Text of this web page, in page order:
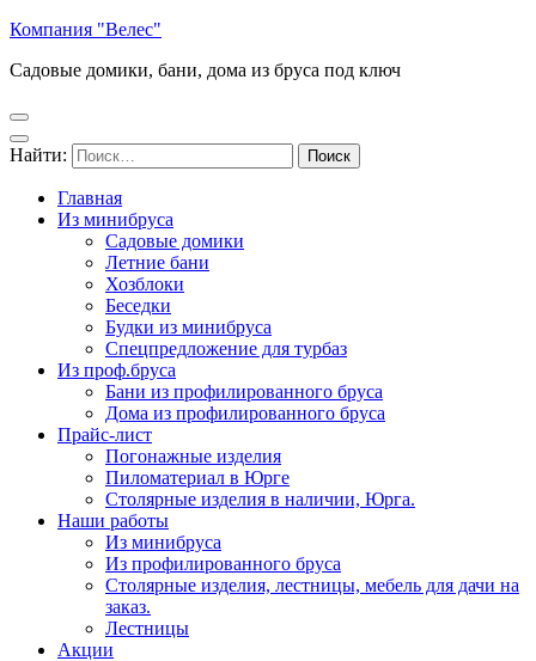
Компания "Велес"
Садовые домики, бани, дома из бруса под ключ
Найти:
Главная
Из минибруса
Садовые домики
Летние бани
Хозблоки
Беседки
Будки из минибруса
Спецпредложение для турбаз
Из проф.бруса
Бани из профилированного бруса
Дома из профилированного бруса
Прайс-лист
Погонажные изделия
Пиломатериал в Юрге
Столярные изделия в наличии, Юрга.
Наши работы
Из минибруса
Из профилированного бруса
Столярные изделия, лестницы, мебель для дачи на
заказ.
Лестницы
Акции